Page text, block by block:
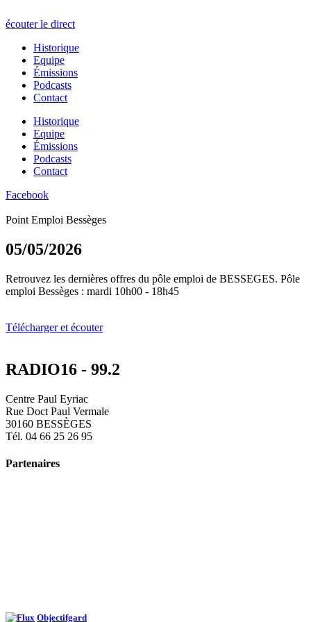
écouter le direct
Historique
Equipe
Émissions
Podcasts
Contact
Historique
Equipe
Émissions
Podcasts
Contact
Facebook
Point Emploi Bessèges
05/05/2026
Retrouvez les dernières offres du pôle emploi de BESSEGES. Pôle
emploi Bessèges : mardi 10h00 - 18h45
Télécharger et écouter
RADIO16 - 99.2
Centre Paul Eyriac
Rue Doct Paul Vermale
30160 BESSÈGES
Tél. 04 66 25 26 95
Partenaires
Objectifgard